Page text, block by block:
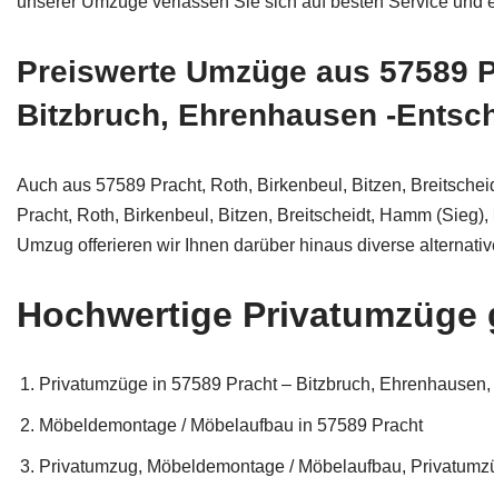
Preiswerte Umzüge aus 57589
Bitzbruch, Ehrenhausen -
Auch aus 57589 Pracht, Roth, Birkenbeul, Bitzen,
Pracht, Roth, Birkenbeul, Bitzen, Breitscheidt, Hamm
Umzug offerieren wir Ihnen darüber hinaus diverse
Hochwertige Privatumzüge
Privatumzüge in 57589 Pracht – Bitzbruch,
Möbeldemontage / Möbelaufbau in 57589 Pracht
Privatumzug, Möbeldemontage / Möbelaufbau,